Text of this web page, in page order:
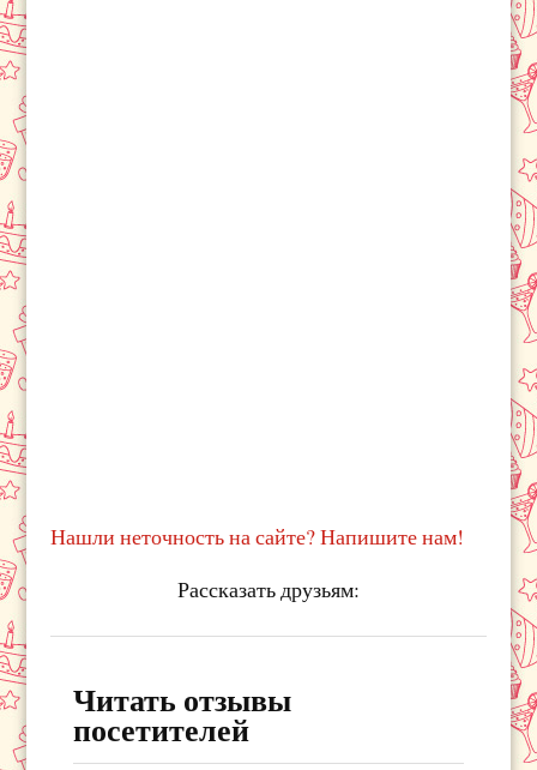
Нашли неточность на сайте? Напишите нам!
Рассказать друзьям:
Читать отзывы
посетителей